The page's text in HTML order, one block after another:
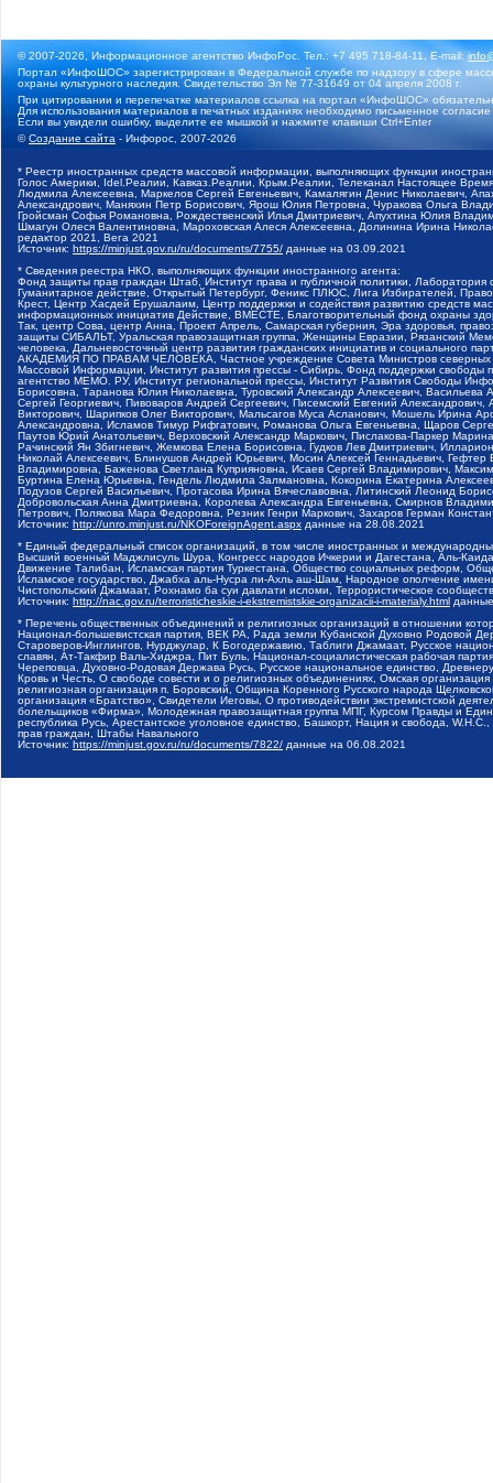
© 2007-2026, Информационное агентство ИнфоРос. Тел.: +7 495 718-84-11, E-mail:
Портал «ИнфоШОС» зарегистрирован в Федеральной службе по надзору в сфере
охраны культурного наследия. Свидетельство Эл № 77-31649 от 04 апреля 2008 г.
При цитировании и перепечатке материалов ссылка на портал «ИнфоШОС»
Для использования материалов в печатных изданиях необходимо письменное
Если вы увидели ошибку, выделите ее мышкой и нажмите клавиши Ctrl+Enter
©Создание сайта - Инфорос, 2007-2026
* Реестр иностранных средств массовой информации, выполняющих функции
Голос Америки, Idel.Реалии, Кавказ.Реалии, Крым.Реалии, Телеканал Настоящее
Людмила Алексеевна, Маркелов Сергей Евгеньевич, Камалягин Денис Николаевич,
Александрович, Маняхин Петр Борисович, Ярош Юлия Петровна, Чуракова Ольга
Гройсман Софья Романовна, Рождественский Илья Дмитриевич, Апухтина Юлия
Шмагун Олеся Валентиновна, Мароховская Алеся Алексеевна, Долинина Ирина
редактор 2021, Вега 2021
Источник: https://minjust.gov.ru/ru/documents/7755/ данные на 03.09.2021
* Сведения реестра НКО, выполняющих функции иностранного агента:
Фонд защиты прав граждан Штаб, Институт права и публичной политики,
Гуманитарное действие, Открытый Петербург, Феникс ПЛЮС, Лига Избирателей,
Крест, Центр Хасдей Ерушалаим, Центр поддержки и содействия развитию средств
информационных инициатив Действие, ВМЕСТЕ, Благотворительный фонд охраны
Так, центр Сова, центр Анна, Проект Апрель, Самарская губерния, Эра здоровья,
защиты СИБАЛЬТ, Уральская правозащитная группа, Женщины Евразии, Рязанский
человека, Дальневосточный центр развития гражданских инициатив и социального
АКАДЕМИЯ ПО ПРАВАМ ЧЕЛОВЕКА, Частное учреждение Совета Министров северных
Массовой Информации, Институт развития прессы - Сибирь, Фонд поддержки
агентство МЕМО. РУ, Институт региональной прессы, Институт Развития Свободы
Борисовна, Таранова Юлия Николаевна, Туровский Александр Алексеевич,
Сергей Георгиевич, Пивоваров Андрей Сергеевич, Писемский Евгений
Викторович, Шарипков Олег Викторович, Мальсагов Муса Асланович, Мошель Ирина
Александровна, Исламов Тимур Рифгатович, Романова Ольга Евгеньевна, Щаров
Паутов Юрий Анатольевич, Верховский Александр Маркович, Пислакова-Паркер
Рачинский Ян Збигневич, Жемкова Елена Борисовна, Гудков Лев Дмитриевич,
Николай Алексеевич, Блинушов Андрей Юрьевич, Мосин Алексей Геннадьевич,
Владимировна, Баженова Светлана Куприяновна, Исаев Сергей Владимирович,
Буртина Елена Юрьевна, Гендель Людмила Залмановна, Кокорина Екатерина
Подузов Сергей Васильевич, Протасова Ирина Вячеславовна, Литинский Леонид
Добровольская Анна Дмитриевна, Королева Александра Евгеньевна, Смирнов
Петрович, Полякова Мара Федоровна, Резник Генри Маркович, Захаров Герман
Источник: http://unro.minjust.ru/NKOForeignAgent.aspx данные на 28.08.2021
* Единый федеральный список организаций, в том числе иностранных и
Высший военный Маджлисуль Шура, Конгресс народов Ичкерии и Дагестана, Аль-
Движение Талибан, Исламская партия Туркестана, Общество социальных реформ,
Исламское государство, Джабха аль-Нусра ли-Ахль аш-Шам, Народное ополчение
Чистопольский Джамаат, Рохнамо ба суи давлати исломи, Террористическое
Источник: http://nac.gov.ru/terroristicheskie-i-ekstremistskie-organizacii-i-materialy.html
* Перечень общественных объединений и религиозных организаций в отношении
Национал-большевистская партия, ВЕК РА, Рада земли Кубанской Духовно Родовой
Староверов-Инглингов, Нурджулар, К Богодержавию, Таблиги Джамаат, Русское
славян, Ат-Такфир Валь-Хиджра, Пит Буль, Национал-социалистическая рабочая
Череповца, Духовно-Родовая Держава Русь, Русское национальное единство,
Кровь и Честь, О свободе совести и о религиозных объединениях, Омская
религиозная организация п. Боровский, Община Коренного Русского народа
организация «Братство», Свидетели Иеговы, О противодействии экстремистской
болельщиков «Фирма», Молодежная правозащитная группа МПГ, Курсом Правды и
республика Русь, Арестантское уголовное единство, Башкорт, Нация и свобода,
прав граждан, Штабы Навального
Источник: https://minjust.gov.ru/ru/documents/7822/ данные на 06.08.2021